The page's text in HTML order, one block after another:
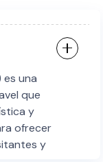
es una
que
y
ofrecer
y